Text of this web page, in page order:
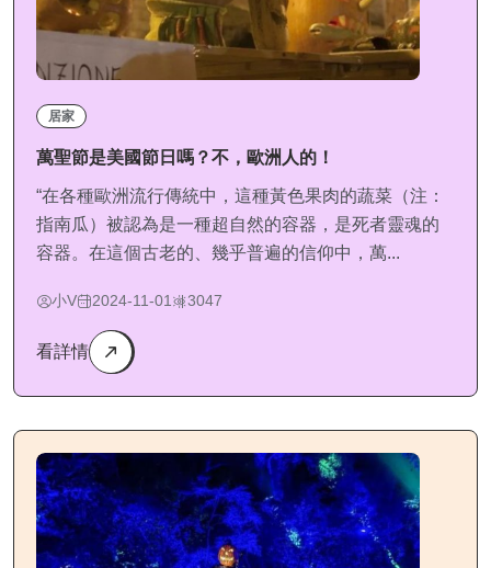
居家
萬聖節是美國節日嗎？不，歐洲人的！
“在各種歐洲流行傳統中，這種黃色果肉的蔬菜（注：
指南瓜）被認為是一種超自然的容器，是死者靈魂的
容器。在這個古老的、幾乎普遍的信仰中，萬...
小V 2024-11-01 3047
看詳情